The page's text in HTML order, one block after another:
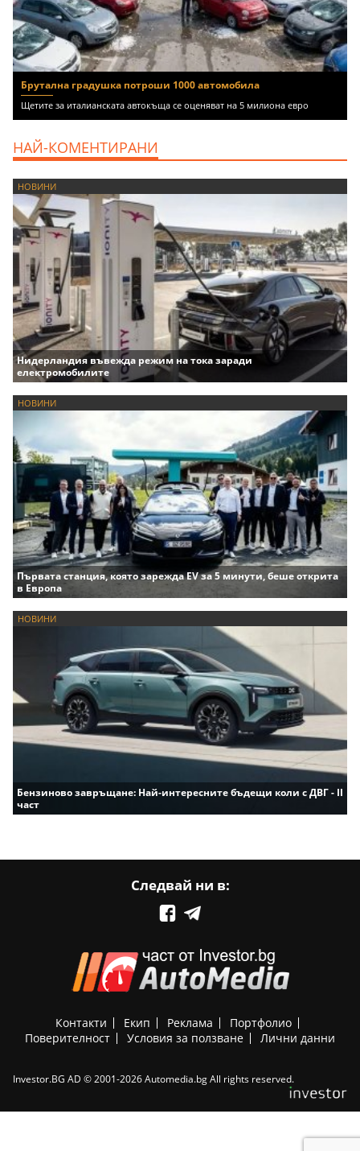
Брутална градушка потроши 1000 автомобила
Щетите за италианската автокъща се оценяват на 5 милиона евро
НАЙ-КОМЕНТИРАНИ
НОВИНИ
Нидерландия въвежда режим на тока заради
електромобилите
НОВИНИ
Първата станция, която зарежда EV за 5 минути, беше открита
в Европа
НОВИНИ
Бензиново завръщане: Най-интересните бъдещи коли с ДВГ - II
част
Следвай ни в:
Контакти Екип Реклама
Портфолио
Поверителност
Условия за ползване Лични данни
Investor.BG AD © 2001-2026 Automedia.bg All rights reserved.